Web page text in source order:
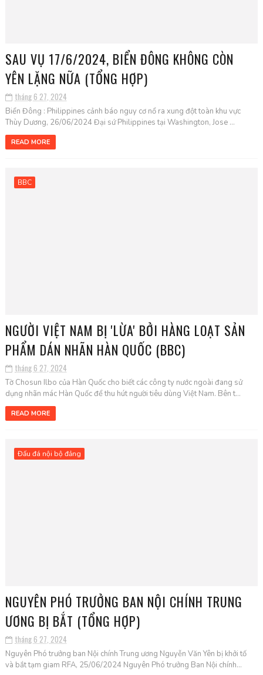
SAU VỤ 17/6/2024, BIỂN ĐÔNG KHÔNG CÒN
YÊN LẶNG NỮA (TỔNG HỢP)
tháng 6 27, 2024
Biển Đông : Philippines cảnh báo nguy cơ nổ ra xung đột toàn khu vực
Thùy Dương, 26/06/2024 Đại sứ Philippines tại Washington, Jose ...
READ MORE
BBC
NGƯỜI VIỆT NAM BỊ 'LỪA' BỞI HÀNG LOẠT SẢN
PHẨM DÁN NHÃN HÀN QUỐC (BBC)
tháng 6 27, 2024
Tờ Chosun Ilbo của Hàn Quốc cho biết các công ty nước ngoài đang sử
dụng nhãn mác Hàn Quốc để thu hút người tiêu dùng Việt Nam. Bên t...
READ MORE
Đấu đá nội bộ đảng
NGUYÊN PHÓ TRƯỞNG BAN NỘI CHÍNH TRUNG
ƯƠNG BỊ BẮT (TỔNG HỢP)
tháng 6 27, 2024
Nguyên Phó trưởng ban Nội chính Trung ương Nguyễn Văn Yên bị khởi tố
và bắt tạm giam RFA, 25/06/2024 Nguyên Phó trưởng Ban Nội chính...